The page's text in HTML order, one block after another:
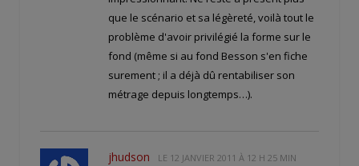
que le scénario et sa légèreté, voilà tout le
problème d'avoir privilégié la forme sur le
fond (même si au fond Besson s'en fiche
surement ; il a déjà dû rentabiliser son
métrage depuis longtemps…).
jhudson LE 12 JANVIER 2011 À 12 H 25 MIN